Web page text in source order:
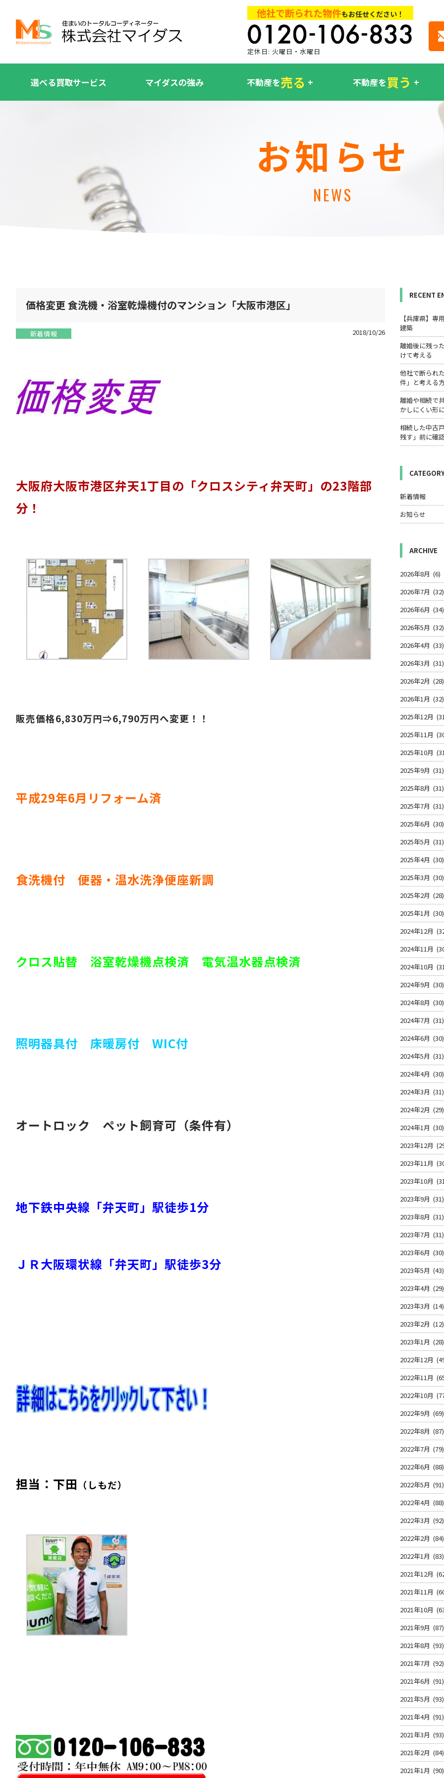
他社で断られた物件もお任せください！
定休日: 火曜日・水曜日
選べる買取サービス マイダスの強み 不動産を売る 不動産を買う
お知らせ
NEWS
価格変更 食洗機・浴室乾燥機付のマンション「大阪市港区｣
新着情報 2018/10/26
大阪府大阪市港区弁天1丁目 の「クロスシティ弁天町」の23階部
分！
販売価格6,830万円⇒6,790万円へ変更！！
平成29年6月リフォーム済
食洗機付 便器・温水洗浄便座新調
クロス貼替 浴室乾燥機点検済 電気温水器点検済
照明器具付 床暖房付 WIC付
オートロック ペット飼育可（条件有）
地下鉄中央線「弁天町」駅徒歩1分
ＪＲ大阪環状線「弁天町」駅徒歩3分
担当：下田 （しもだ）
RECENT
【兵庫県】
建築
離婚後に残っ
けて考える
他社で断られ
件」と考える
離婚や相続で
かしにくい形
相続した中古
残す」前に確
新着情報
お知らせ
ARCHIVE
2026年8月 (6)
2026年7月 (32)
2026年6月 (34)
2026年5月 (32)
2026年4月 (33)
2026年3月 (31)
2026年2月 (28)
2026年1月 (32)
2025年12月
2025年11月
2025年10月
2025年9月 (31)
2025年8月 (31)
2025年7月 (31)
2025年6月 (30)
2025年5月 (31)
2025年4月 (30)
2025年3月 (30)
2025年2月 (28)
2025年1月 (30)
2024年12月
2024年11月
2024年10月
2024年9月 (30)
2024年8月 (30)
2024年7月 (31)
2024年6月 (30)
2024年5月 (31)
2024年4月 (30)
2024年3月 (31)
2024年2月 (29)
2024年1月 (30)
2023年12月
2023年11月
2023年10月
2023年9月 (31)
2023年8月 (31)
2023年7月 (31)
2023年6月 (30)
2023年5月 (43)
2023年4月 (29)
2023年3月 (14)
2023年2月 (12)
2023年1月 (28)
2022年12月
2022年11月
2022年10月
2022年9月 (69)
2022年8月 (87)
2022年7月 (79)
2022年6月 (88)
2022年5月 (91)
2022年4月 (88)
2022年3月 (92)
2022年2月 (84)
2022年1月 (83)
2021年12月
2021年11月
2021年10月
2021年9月 (87)
2021年8月 (93)
2021年7月 (92)
2021年6月 (91)
2021年5月 (93)
2021年4月 (91)
2021年3月 (93)
2021年2月 (84)
2021年1月 (90)